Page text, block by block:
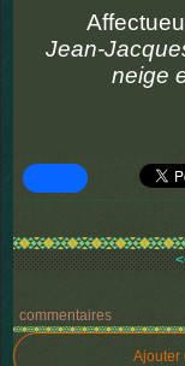
Jean-
neige
commentaires
Ajouter